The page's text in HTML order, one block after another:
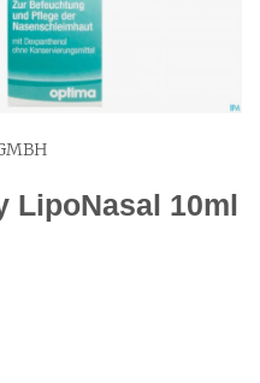
LipoNasal 10ml